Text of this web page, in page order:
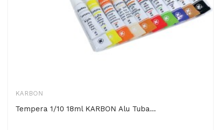
KARBON
Tempera 1/10 18ml KARBON Alu Tuba...